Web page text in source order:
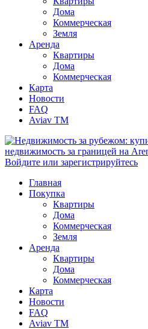
Дома
Коммерческая
Земля
Аренда
Квартиры
Дома
Коммерческая
Карта
Новости
FAQ
Aviav TM
Войдите или зарегистрируйтесь
Главная
Покупка
Квартиры
Дома
Коммерческая
Земля
Аренда
Квартиры
Дома
Коммерческая
Карта
Новости
FAQ
Aviav TM